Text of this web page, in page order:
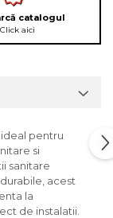
catalogul
Click aici
ideal pentru
si
sanitare
acest
la
de instalatii.